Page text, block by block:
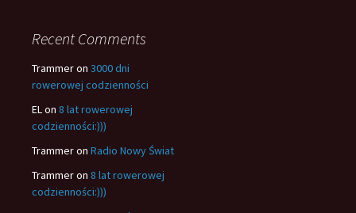
Recent Comments
Trammeron 3000 dni
rowerowej codzienności
ELon 8 lat rowerowej
codzienności:)))
Trammeron Radio Nowy Świat
Trammeron 8 lat rowerowej
codzienności:)))